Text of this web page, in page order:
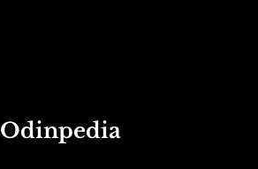
Odinpedia